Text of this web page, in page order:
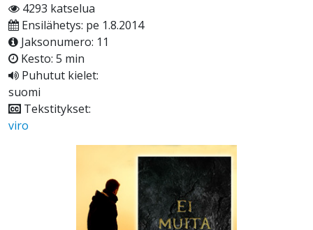
4293 katselua
Ensilähetys: pe 1.8.2014
Jaksonumero: 11
Kesto: 5 min
Puhutut kielet:
suomi
Tekstitykset:
viro